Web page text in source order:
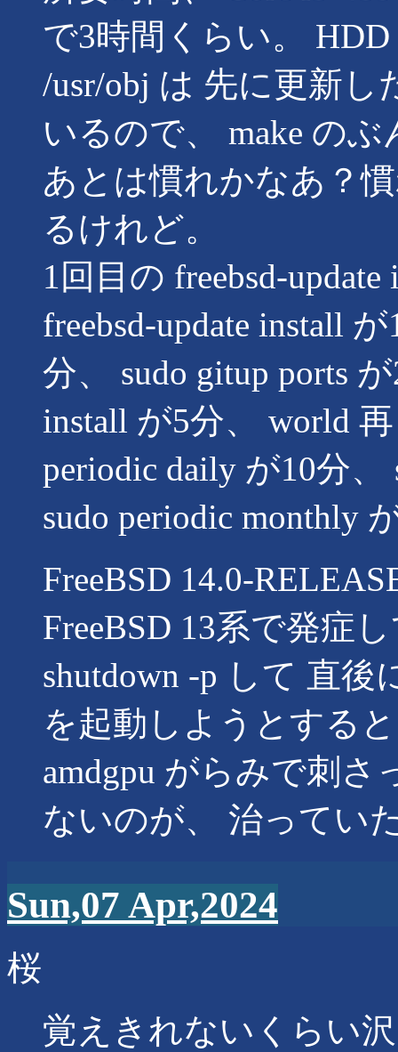
で3時間くらい。
/usr/obj は 先に更新し
いるので、 make の
あとは慣れかなあ？
るけれど。
1回目の freebsd-
freebsd-update install
分、 sudo gitup ports
install が5分、 world
periodic daily が10分、
sudo periodic monthly
FreeBSD 14.0-
FreeBSD 13系で発症
shutdown -p して 直後
を起動しようとする
amdgpu がらみで刺さ
ないのが、 治ってい
Sun,07 Apr,2024
桜
覚えきれないくらい